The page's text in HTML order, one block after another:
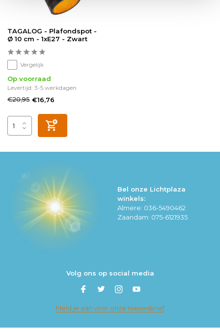
TAGALOG - Plafondspot -
Ø 10 cm - 1xE27 - Zwart
Vergelijk
Op voorraad
Levertijd: 3-5 werkdagen
€20,95 €16,76
Bel onze Lichtplaza
winkels:
Almere: 036-5490462
Zaandam: 075-6121935
Volg ons op social media
Meld je aan voor onze nieuwsbrief